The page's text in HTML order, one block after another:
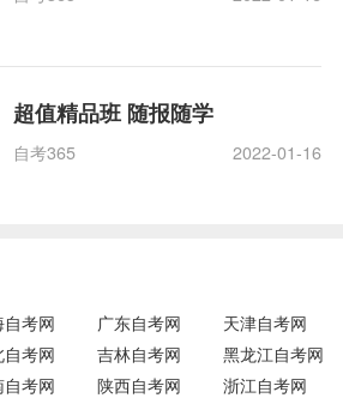
超值精品班 随报随学
自考365 2022-01-16
自考网 广东自考网
天津自考网
考网 吉林自考网
黑龙江自考网
考网 陕西自考网
浙江自考网